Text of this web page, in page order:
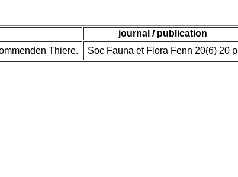
journal / publication
Thiere. Soc Fauna et Flora Fenn 20(6) 20 p